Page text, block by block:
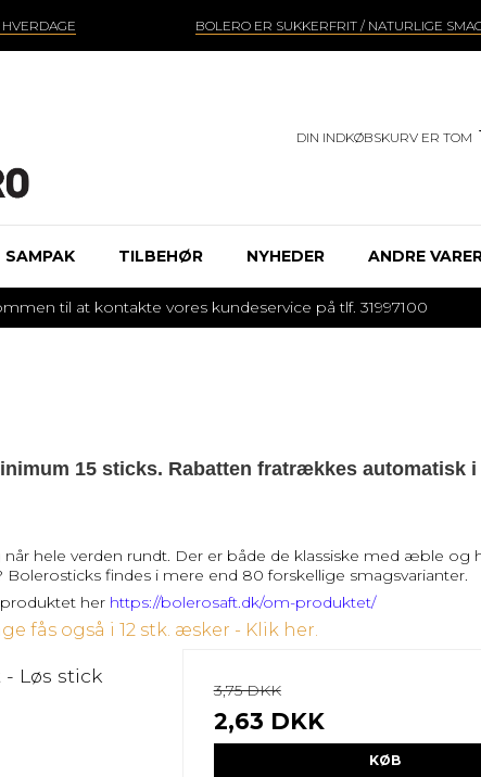
BOLERO ER SUKKERFRIT / NATURLIGE
DIN INDKØBSKURV ER TOM
SAMPAK TILBEHØR NYHEDER ANDRE
til at kontakte vores kundeservice på tlf. 31997100
15 sticks. Rabatten fratrækkes automatisk i
hele verden rundt. Der er både de klassiske med æble
findes i mere end 80 forskellige smagsvarianter.
her https://bolerosaft.dk/om-produktet/
fås også i 12 stk. æsker - Klik her.
Løs stick
3,75 DKK
2,63 DKK
KØB